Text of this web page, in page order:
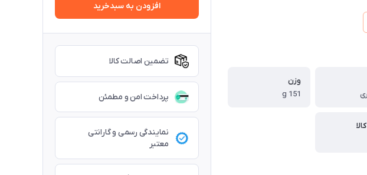
وزن
151 g
افزودن به سبدخرید
تضمین اصالت کالا
پرداخت امن و مطمئن
نمایندگی رسمی و گارانتی
معتبر